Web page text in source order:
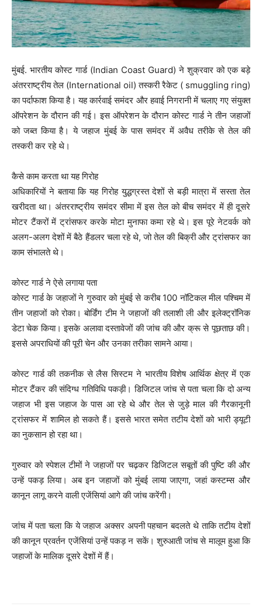
मुंबई. भारतीय कोस्ट गार्ड (Indian Coast Guard) ने शुक्रवार को एक बड़े
अंतरराष्ट्रीय तेल (International oil) तस्करी रैकेट ( smuggling ring)
का पर्दाफाश किया है। यह कार्रवाई समंदर और हवाई निगरानी में चलाए गए संयुक्त
ऑपरेशन के दौरान की गई। इस ऑपरेशन के दौरान कोस्ट गार्ड ने तीन जहाजों
को जब्त किया है। ये जहाज मुंबई के पास समंदर में अवैध तरीके से तेल की
तस्करी कर रहे थे।
कैसे काम करता था यह गिरोह
अधिकारियों ने बताया कि यह गिरोह युद्धग्रस्त देशों से बड़ी मात्रा में सस्ता तेल
खरीदता था। अंतरराष्ट्रीय समंदर सीमा में इस तेल को बीच समंदर में ही दूसरे
मोटर टैंकरों में ट्रांसफर करके मोटा मुनाफा कमा रहे थे। इस पूरे नेटवर्क को
अलग-अलग देशों में बैठे हैंडलर चला रहे थे, जो तेल की बिक्री और ट्रांसफर का
काम संभालते थे।
कोस्ट गार्ड ने ऐसे लगाया पता
कोस्ट गार्ड के जहाजों ने गुरुवार को मुंबई से करीब 100 नॉटिकल मील पश्चिम में
तीन जहाजों को रोका। बोर्डिंग टीम ने जहाजों की तलाशी ली और इलेक्ट्रॉनिक
डेटा चेक किया। इसके अलावा दस्तावेजों की जांच की और क्रू से पूछताछ की।
इससे अपराधियों की पूरी चेन और उनका तरीका सामने आया।
कोस्ट गार्ड की तकनीक से लैस सिस्टम ने भारतीय विशेष आर्थिक क्षेत्र में एक
मोटर टैंकर की संदिग्ध गतिविधि पकड़ी। डिजिटल जांच से पता चला कि दो अन्य
जहाज भी इस जहाज के पास आ रहे थे और तेल से जुड़े माल की गैरकानूनी
ट्रांसफर में शामिल हो सकते हैं। इससे भारत समेत तटीय देशों को भारी ड्यूटी
का नुकसान हो रहा था।
गुरुवार को स्पेशल टीमों ने जहाजों पर चढ़कर डिजिटल सबूतों की पुष्टि की और
उन्हें पकड़ लिया। अब इन जहाजों को मुंबई लाया जाएगा, जहां कस्टम्स और
कानून लागू करने वाली एजेंसियां आगे की जांच करेंगी।
जांच में पता चला कि ये जहाज अक्सर अपनी पहचान बदलते थे ताकि तटीय देशों
की कानून प्रवर्तन एजेंसियां उन्हें पकड़ न सकें। शुरुआती जांच से मालूम हुआ कि
जहाजों के मालिक दूसरे देशों में हैं।